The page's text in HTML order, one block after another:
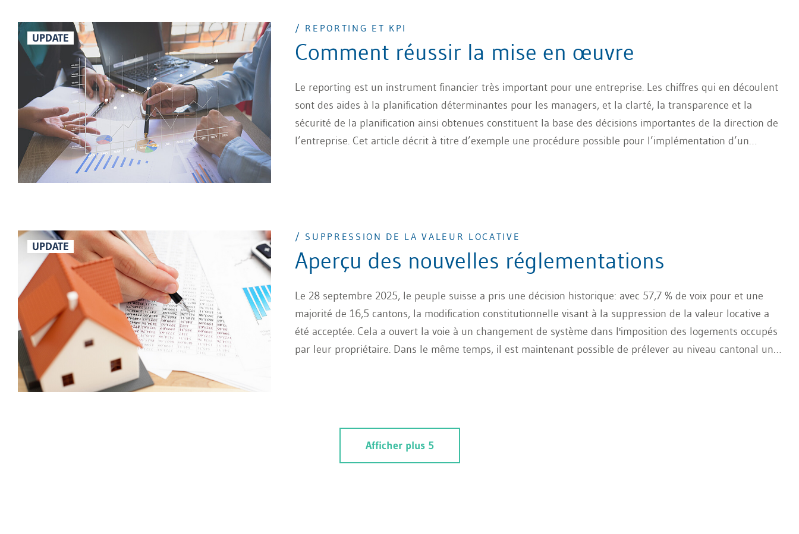
UPDATE
/ REPORTING ET KPI
Comment réussir la mise en œuvre
Le reporting est un instrument financier très important pour une entreprise. Les chiffres qui en découlent
sont des aides à la planification déterminantes pour les managers, et la clarté, la transparence et la
sécurité de la planification ainsi obtenues constituent la base des décisions importantes de la direction de
l’entreprise. Cet article décrit à titre d’exemple une procédure possible pour l’implémentation d’un
UPDATE
/ SUPPRESSION DE LA VALEUR LOCATIVE
Aperçu des nouvelles réglementations
Le 28 septembre 2025, le peuple suisse a pris une décision historique: avec 57,7 % de voix pour et une
majorité de 16,5 cantons, la modification constitutionnelle visant à la suppression de la valeur locative a
été acceptée. Cela a ouvert la voie à un changement de système dans l'imposition des logements occupés
par leur propriétaire. Dans le même temps, il est maintenant possible de prélever au niveau cantonal un
Afficher plus 5